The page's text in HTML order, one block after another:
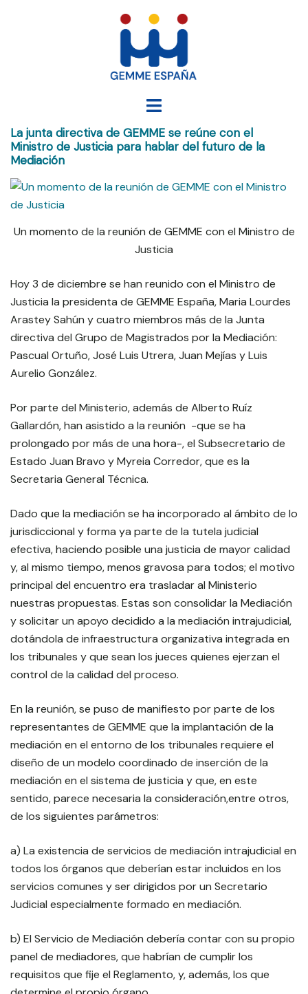
Alternar
La junta directiva de GEMME se reúne con el
Ministro de Justicia para hablar del futuro de la
Mediación
Un momento de la reunión de GEMME con el Ministro de
Justicia
Hoy 3 de diciembre se han reunido con el Ministro de
Justicia la presidenta de GEMME España, Maria Lourdes
Arastey Sahún y cuatro miembros más de la Junta
directiva del Grupo de Magistrados por la Mediación:
Pascual Ortuño, José Luis Utrera, Juan Mejías y Luis
Aurelio González.
Por parte del Ministerio, además de Alberto Ruíz
Gallardón, han asistido a la reunión -que se ha
prolongado por más de una hora-, el Subsecretario de
Estado Juan Bravo y Myreia Corredor, que es la
Secretaria General Técnica.
Dado que la mediación se ha incorporado al ámbito de lo
jurisdiccional y forma ya parte de la tutela judicial
efectiva, haciendo posible una justicia de mayor calidad
y, al mismo tiempo, menos gravosa para todos; el motivo
principal del encuentro era trasladar al Ministerio
nuestras propuestas. Estas son consolidar la Mediación
y solicitar un apoyo decidido a la mediación intrajudicial,
dotándola de infraestructura organizativa integrada en
los tribunales y que sean los jueces quienes ejerzan el
control de la calidad del proceso.
En la reunión, se puso de manifiesto por parte de los
representantes de GEMME que la implantación de la
mediación en el entorno de los tribunales requiere el
diseño de un modelo coordinado de inserción de la
mediación en el sistema de justicia y que, en este
sentido, parece necesaria la consideración,entre otros,
de los siguientes parámetros:
a) La existencia de servicios de mediación intrajudicial en
todos los órganos que deberían estar incluidos en los
servicios comunes y ser dirigidos por un Secretario
Judicial especialmente formado en mediación.
b) El Servicio de Mediación debería contar con su propio
panel de mediadores, que habrían de cumplir los
requisitos que fije el Reglamento, y, además, los que